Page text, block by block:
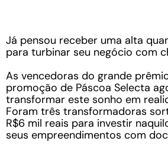
Já pensou receber uma alta
para turbinar seu negócio com
As vencedoras do grande
promoção de Páscoa Selecta
transformar este sonho em
Foram três transformadoras
R$6 mil reais para investir
seus empreendimentos com